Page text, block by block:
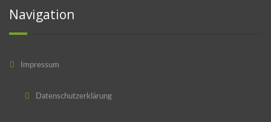
Navigation
Impressum
Datenschutzerklärung